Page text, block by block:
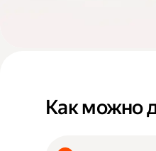
Как можно